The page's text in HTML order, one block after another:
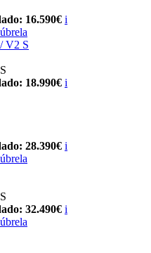
16.590€ i
V2 S
18.990€ i
28.390€ i
32.490€ i